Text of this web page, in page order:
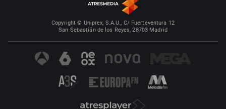
Copyright © Uniprex, S.A.U., C/ Fuerteventura 12
San Sebastián de los Reyes, 28703 Madrid